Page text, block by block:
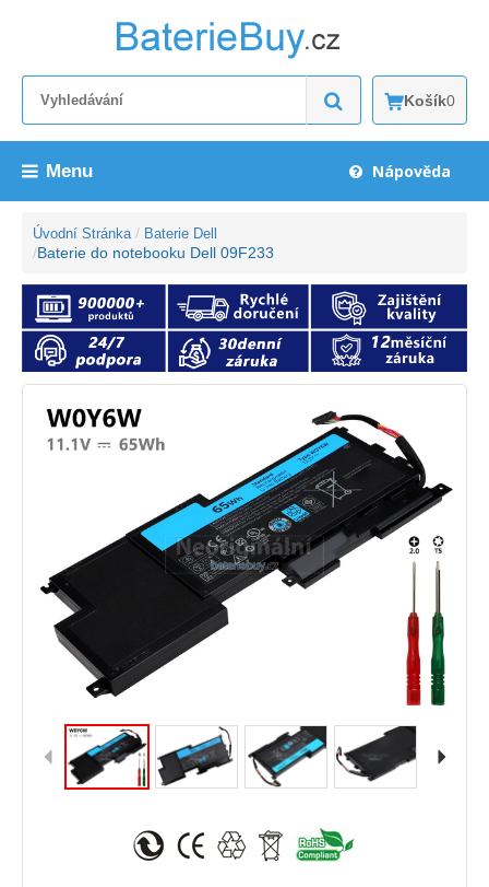
Košík0
Menu Nápověda
Úvodní Stránka Baterie Dell
Baterie do notebooku Dell 09F233